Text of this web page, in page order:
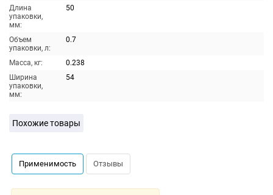
Длина
упаковки,
мм:
50
Объем
упаковки, л:
0.7
Масса, кг:
0.238
Ширина
упаковки,
мм:
54
Похожие товары
Применимость Отзывы